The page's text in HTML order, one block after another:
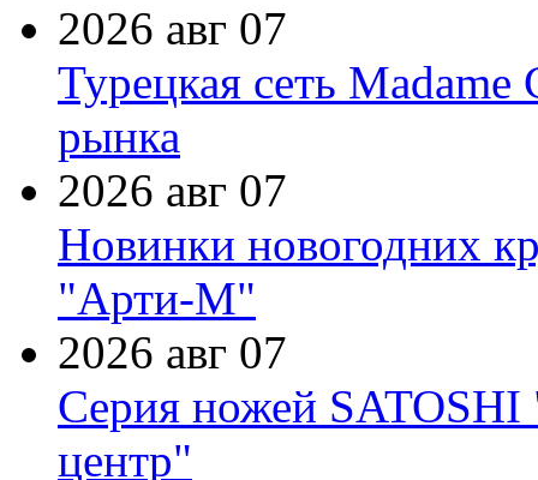
2026 авг 07
Турецкая сеть Madame
рынка
2026 авг 07
Новинки новогодних
"Арти-М"
2026 авг 07
Серия ножей
центр"